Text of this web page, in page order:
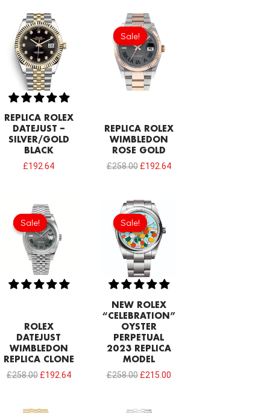
REPLICA ROLEX
DATEJUST –
SILVER/GOLD
BLACK
£192.64
Sale!
Sale!
REPLICA ROLEX
WIMBLEDON
ROSE GOLD
£258.00
Original
price
was:
£258.00.
£192.64
Sale!
Sale!
ROLEX
DATEJUST
WIMBLEDON
REPLICA CLONE
£258.00
Original
price
was:
£258.00.
£192.64
Sale!
Sale!
NEW ROLEX
“CELEBRATION”
OYSTER
PERPETUAL
2023 REPLICA
MODEL
£258.00
Original
price
was:
£258.00.
£215.00